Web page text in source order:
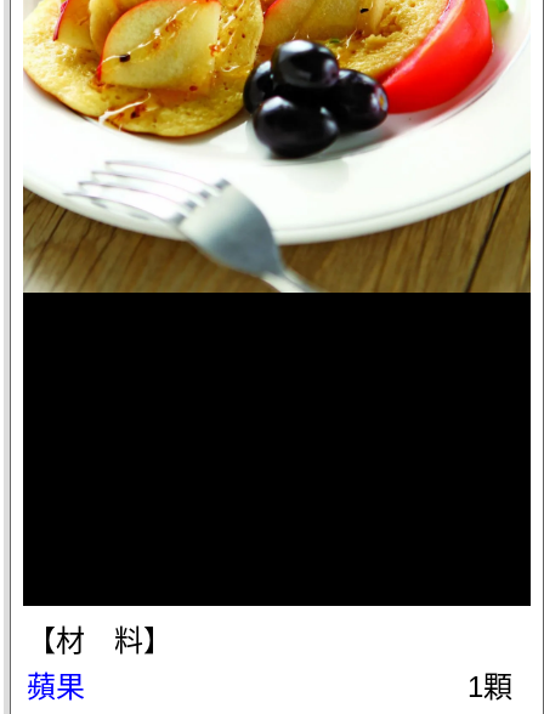
【材 料】
蘋果
1顆